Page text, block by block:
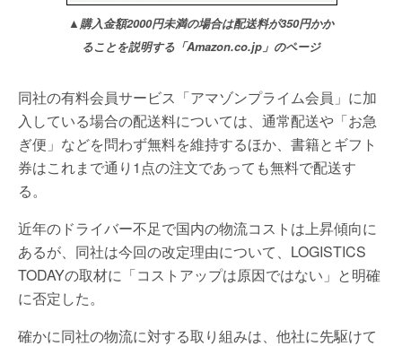
▲購入金額2000円未満の場合は配送料が350円かか
ることを説明する「Amazon.co.jp」のページ
同社の有料会員サービス「アマゾンプライム会員」に加
入している場合の配送料については、通常配送や「お急
ぎ便」などを問わず無料を維持するほか、書籍とギフト
券はこれまで通り1点の注文であっても無料で配送す
る。
近年のドライバー不足で国内の物流コストは上昇傾向に
あるが、同社は今回の改定理由について、LOGISTICS
TODAYの取材に「コストアップは原因ではない」と明確
に否定した。
確かに同社の物流に対する取り組みは、他社に先駆けて